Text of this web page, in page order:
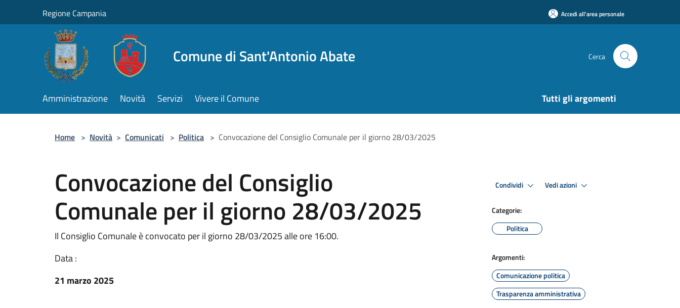
Regione Campania Accedi all'area personale
Comune di Sant'Antonio Abate Cerca
Amministrazione Novità Servizi Vivere il Comune Tutti gli argomenti
Home > Novità > Comunicati > Politica > Convocazione del Consiglio Comunale per il giorno 28/03/2025
Convocazione del Consiglio
Comunale per il giorno 28/03/2025
Il Consiglio Comunale è convocato per il giorno 28/03/2025 alle ore 16:00.
Data :
21 marzo 2025
Condividi Vedi azioni
Categorie:
Politica
Argomenti:
Comunicazione politica
Trasparenza amministrativa